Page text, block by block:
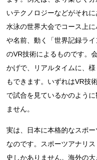
いテクノロジーなどがそれに
水泳の世界大会でコース上
や名前、動く「世界記録ラ
のVR技術によるものです。
かげで、リアルタイムに、
もできます。いずれはVR技
で試合を見ているかのよう
ません。
実は、日本に本格的なスポ
なのです。スポーツアナリ
史しかありません。海外の